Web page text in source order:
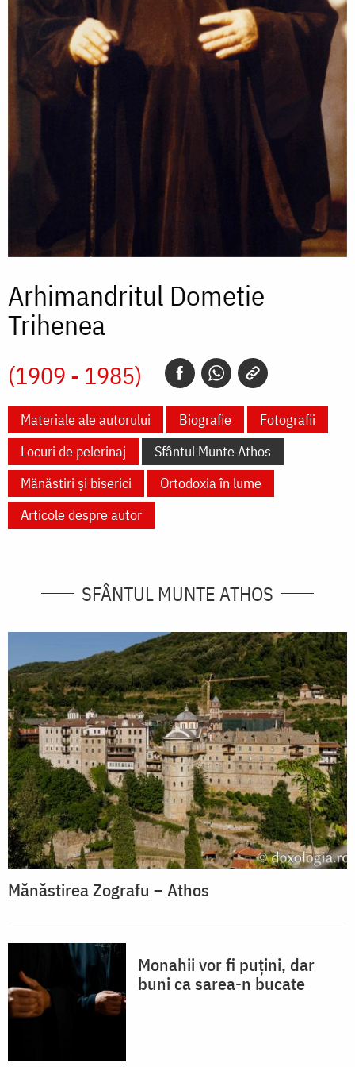
Arhimandritul Dometie
Trihenea
(1909 - 1985)
Materiale ale autorului Biografie
Fotografii
Locuri de pelerinaj
Sfântul Munte Athos
Mănăstiri și biserici
Ortodoxia în lume
Articole despre autor
SFÂNTUL MUNTE ATHOS
Mănăstirea Zografu – Athos
Monahii vor fi puțini, dar
buni ca sarea-n bucate